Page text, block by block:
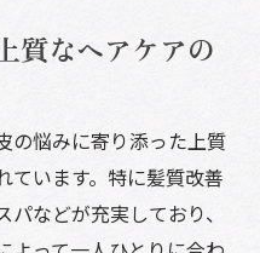
質なヘアケアの
の悩みに寄り添った上質
ています。特に髪質改善
などが充実しており、